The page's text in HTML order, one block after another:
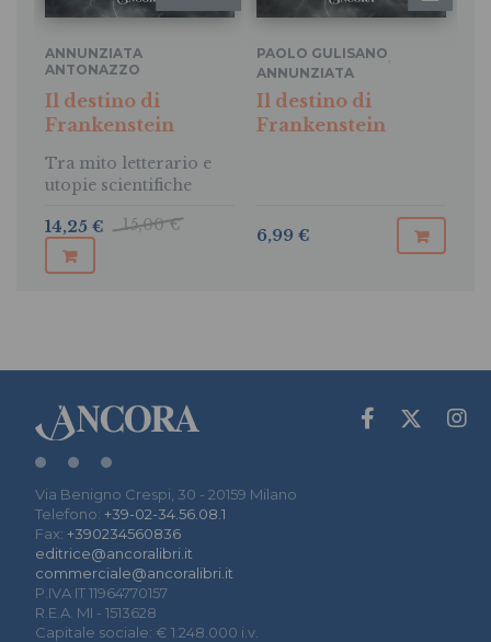
ANNUNZIATA
ANTONAZZO
,PAOLO GULISANO
Il destino di
Frankenstein
Tra mito letterario e
utopie scientifiche
15,00 €
14,25 €
PAOLO GULISANO,
ANNUNZIATA
ANTONAZZO
Il destino di
Frankenstein
6,99 €
Via Benigno Crespi, 30 - 20159 Milano
Telefono: +39-02-34.56.08.1
Fax: +390234560836
editrice@ancoralibri.it
commerciale@ancoralibri.it
P.IVA IT 11964770157
R.E.A. MI - 1513628
Capitale sociale: € 1.248.000 i.v.